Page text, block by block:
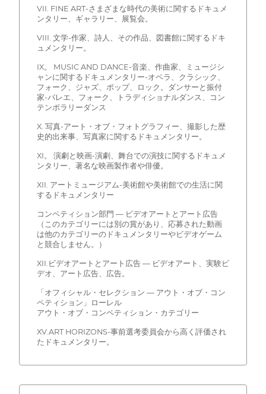
VII. FINE ART-さまざまな時代の美術に関するドキュメ
ンタリー、ギャラリー、展覧会。
VIII. 文学-作家、詩人、その作品、図書館に関するドキ
ュメンタリー。
IX。 MUSIC AND DANCE-音楽、作曲家、ミュージシ
ャンに関するドキュメンタリー-オペラ、クラシック、
フォーク、ジャズ、ポップ、ロック。ダンサーと振付
家-バレエ、フォーク、トラディショナルダンス、コン
テンポラリーダンス
X. 写真-アート・オブ・フォトグラフィー、撮影した歴
史的出来事、写真家に関するドキュメンタリー。
XI。 演劇と映画-演劇、舞台での演技に関するドキュメ
ンタリー、著名な映画製作者や俳優。
XII. アートミュージアム-美術館や美術館での生活に関
するドキュメンタリー
コンペティション部門 — ビデオアートとアート広告
（このカテゴリーには別の賞があり、応募された動画
は他のカテゴリーのドキュメンタリーやビデオゲーム
と競合しません。）
XII.ビデオアートとアート広告 — ビデオアート、実験ビ
デオ、アート広告、広告。
「オフィシャル・セレクション — アウト・オブ・コン
ペティション」ローレル
アウト・オブ・コンペティション・カテゴリー
XV.ART HORIZONS-事前選考委員会から高く評価され
たドキュメンタリー。